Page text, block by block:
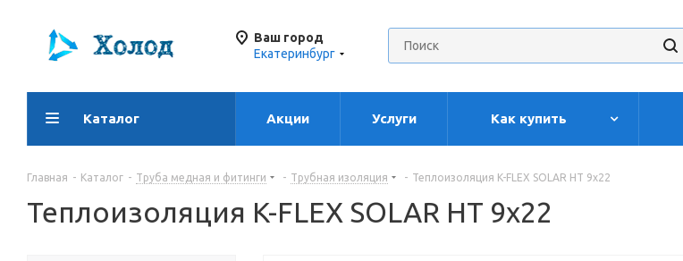
Ваш город
Екатеринбург
Каталог Акции Услуги Как купить
Главная - Каталог - Труба медная и фитинги - Трубная изоляция - Теплоизоляция K-FLEX SOLAR HT 9x22
Теплоизоляция K-FLEX SOLAR HT 9x22